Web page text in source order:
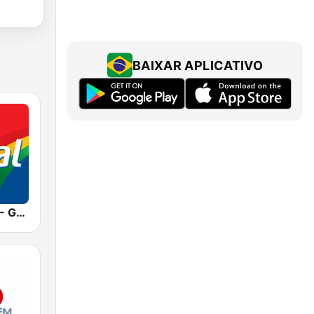
Rádio Jornal - Garanhuns
BAIXAR APLICATIVO